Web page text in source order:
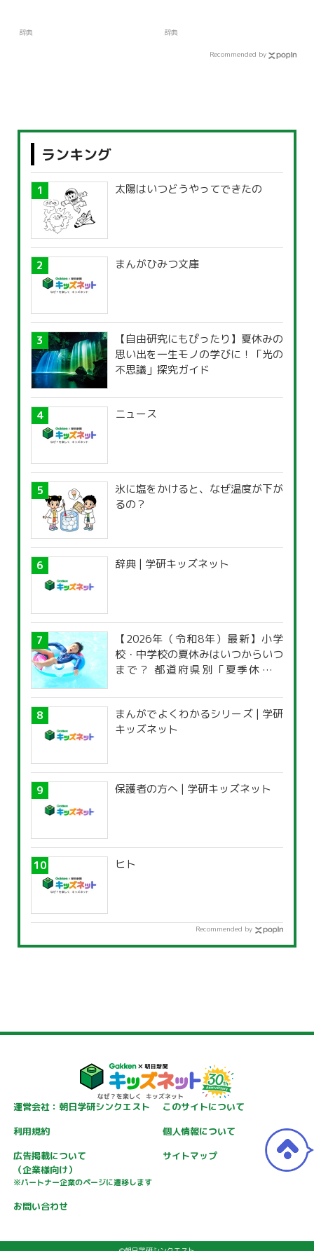
辞典 辞典
Recommended by
ランキング
太陽はいつどうやってできたの
まんがひみつ文庫
【自由研究にもぴったり】夏休みの
思い出を一生モノの学びに！「光の
不思議」探究ガイド
ニュース
氷に塩をかけると、なぜ温度が下が
るの？
辞典 | 学研キッズネット
【2026年（令和8年）最新】小学
校・中学校の夏休みはいつからいつ
まで？ 都道府県別「夏季休暇一
まんがでよくわかるシリーズ | 学研
キッズネット
保護者の方へ | 学研キッズネット
ヒト
Recommended by
運営会社：朝日学研シンクエスト
このサイトについて
利用規約
個人情報について
広告掲載について
（企業様向け）
※パートナー企業のページに遷移します
サイトマップ
お問い合わせ